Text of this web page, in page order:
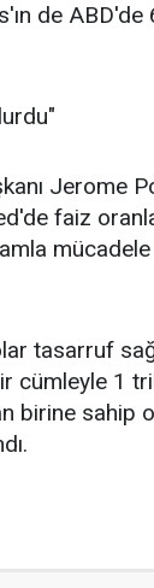
de ABD'de
Jerome
faiz
tasarruf
cümleyle 1
birine sahip